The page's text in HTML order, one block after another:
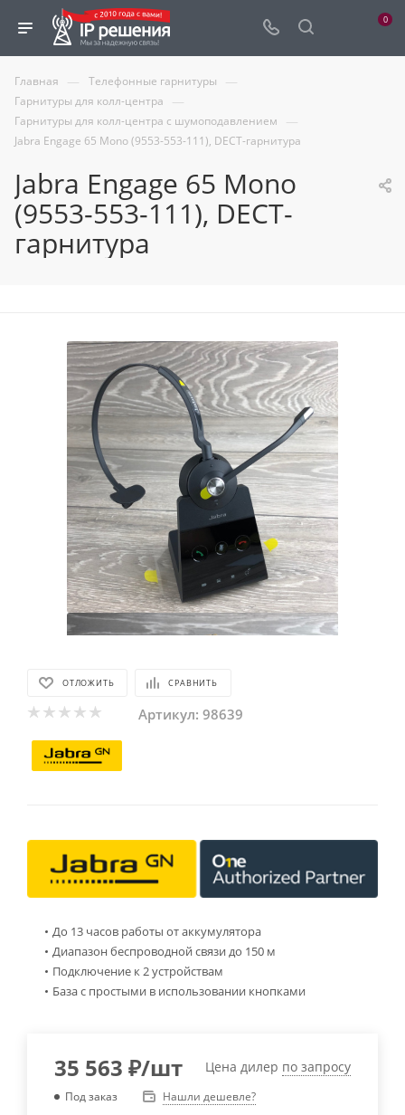
0
Главная — Телефонные гарнитуры —
Гарнитуры для колл-центра —
Гарнитуры для колл-центра с шумоподавлением —
Jabra Engage 65 Mono (9553-553-111), DECT-гарнитура
Jabra Engage 65 Mono
(9553-553-111), DECT-
гарнитура
ОТЛОЖИТЬ СРАВНИТЬ
Артикул: 98639
До 13 часов работы от аккумулятора
Диапазон беспроводной связи до 150 м
Подключение к 2 устройствам
База с простыми в использовании кнопками
35 563 ₽/шт Цена дилер по запросу
Под заказ Нашли дешевле?